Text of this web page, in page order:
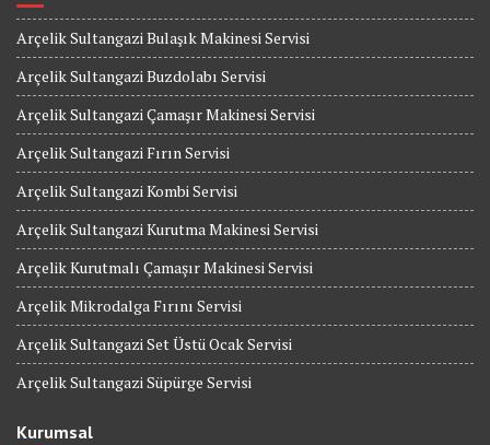
Arçelik Sultangazi Bulaşık Makinesi Servisi
Arçelik Sultangazi Buzdolabı Servisi
Arçelik Sultangazi Çamaşır Makinesi Servisi
Arçelik Sultangazi Fırın Servisi
Arçelik Sultangazi Kombi Servisi
Arçelik Sultangazi Kurutma Makinesi Servisi
Arçelik Kurutmalı Çamaşır Makinesi Servisi
Arçelik Mikrodalga Fırını Servisi
Arçelik Sultangazi Set Üstü Ocak Servisi
Arçelik Sultangazi Süpürge Servisi
Kurumsal